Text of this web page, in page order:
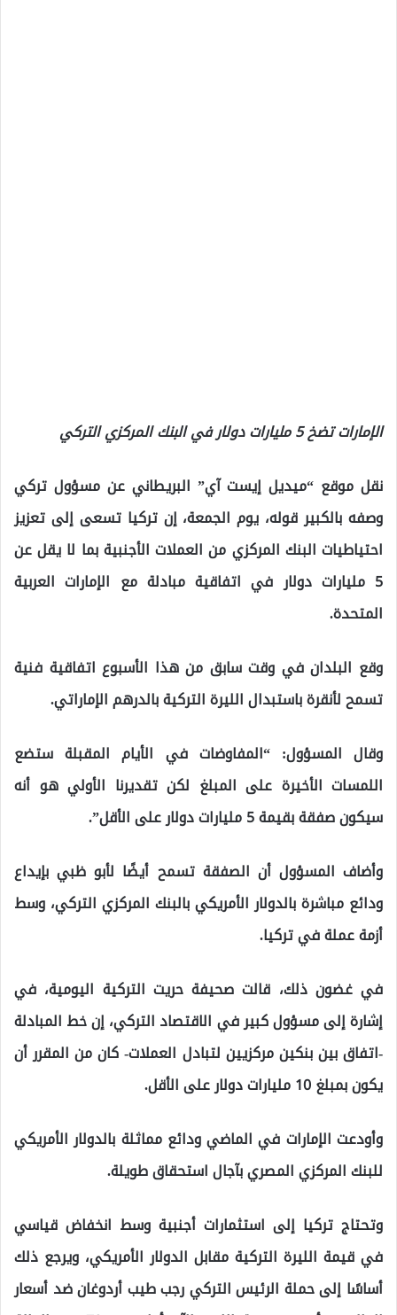
الإمارات تضخ 5 مليارات دولار في البنك المركزي التركي
نقل موقع “ميديل إيست آي” البريطاني عن مسؤول تركي
وصفه بالكبير قوله، يوم الجمعة، إن تركيا تسعى إلى تعزيز
احتياطيات البنك المركزي من العملات الأجنبية بما لا يقل عن
5 مليارات دولار في اتفاقية مبادلة مع الإمارات العربية
المتحدة.
وقع البلدان في وقت سابق من هذا الأسبوع اتفاقية فنية
تسمح لأنقرة باستبدال الليرة التركية بالدرهم الإماراتي.
وقال المسؤول: “المفاوضات في الأيام المقبلة ستضع
اللمسات الأخيرة على المبلغ لكن تقديرنا الأولي هو أنه
سيكون صفقة بقيمة 5 مليارات دولار على الأقل”.
وأضاف المسؤول أن الصفقة تسمح أيضًا لأبو ظبي بإيداع
ودائع مباشرة بالدولار الأمريكي بالبنك المركزي التركي، وسط
أزمة عملة في تركيا.
في غضون ذلك، قالت صحيفة حريت التركية اليومية، في
إشارة إلى مسؤول كبير في الاقتصاد التركي، إن خط المبادلة
-اتفاق بين بنكين مركزيين لتبادل العملات- كان من المقرر أن
يكون بمبلغ 10 مليارات دولار على الأقل.
وأودعت الإمارات في الماضي ودائع مماثلة بالدولار الأمريكي
للبنك المركزي المصري بآجال استحقاق طويلة.
وتحتاج تركيا إلى استثمارات أجنبية وسط انخفاض قياسي
في قيمة الليرة التركية مقابل الدولار الأمريكي، ويرجع ذلك
أساسًا إلى حملة الرئيس التركي رجب طيب أردوغان ضد أسعار